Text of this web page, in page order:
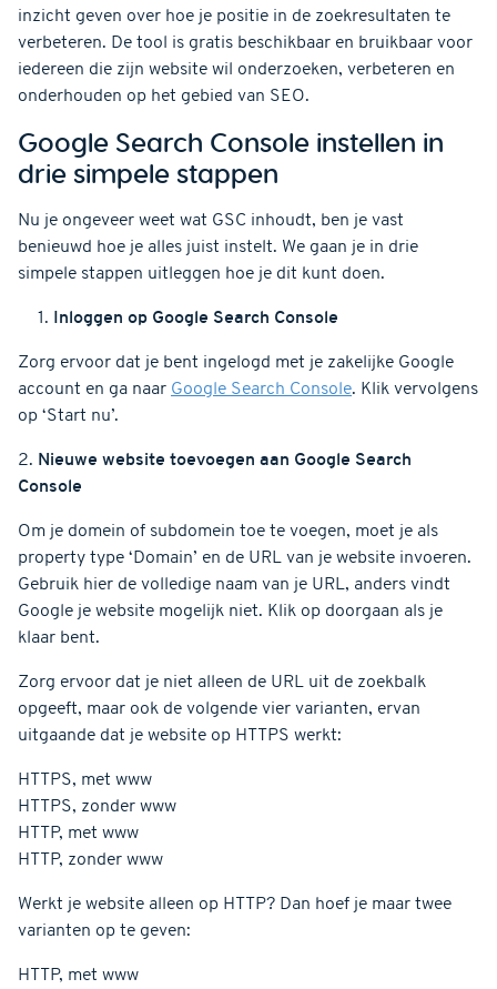
inzicht geven over hoe je positie in de zoekresultaten te
verbeteren. De tool is gratis beschikbaar en bruikbaar voor
iedereen die zijn website wil onderzoeken, verbeteren en
onderhouden op het gebied van SEO.
Google Search Console instellen in
drie simpele stappen
Nu je ongeveer weet wat GSC inhoudt, ben je vast
benieuwd hoe je alles juist instelt. We gaan je in drie
simpele stappen uitleggen hoe je dit kunt doen.
Inloggen op Google Search Console
Zorg ervoor dat je bent ingelogd met je zakelijke Google
account en ga naar Google Search Console. Klik vervolgens
op ‘Start nu’.
2. Nieuwe website toevoegen aan Google Search
Console
Om je domein of subdomein toe te voegen, moet je als
property type ‘Domain’ en de URL van je website invoeren.
Gebruik hier de volledige naam van je URL, anders vindt
Google je website mogelijk niet. Klik op doorgaan als je
klaar bent.
Zorg ervoor dat je niet alleen de URL uit de zoekbalk
opgeeft, maar ook de volgende vier varianten, ervan
uitgaande dat je website op HTTPS werkt:
HTTPS, met www
HTTPS, zonder www
HTTP, met www
HTTP, zonder www
Werkt je website alleen op HTTP? Dan hoef je maar twee
varianten op te geven:
HTTP, met www